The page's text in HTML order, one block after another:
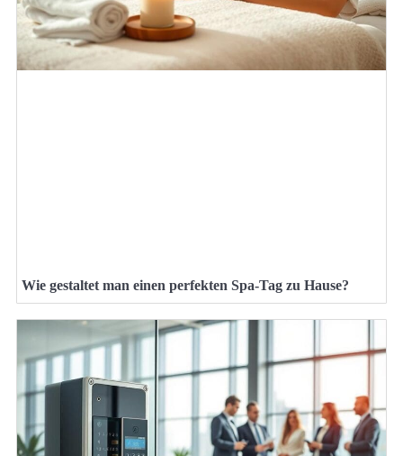
Wie gestaltet man einen perfekten Spa-Tag zu Hause?